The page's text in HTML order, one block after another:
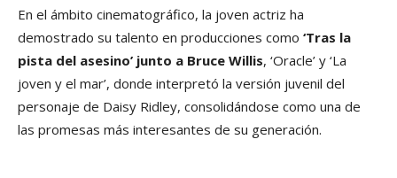
En el ámbito cinematográfico, la joven actriz ha
demostrado su talento en producciones como ‘Tras la
pista del asesino’ junto a Bruce Willis, ‘Oracle’ y ‘La
joven y el mar’, donde interpretó la versión juvenil del
personaje de Daisy Ridley, consolidándose como una de
las promesas más interesantes de su generación.